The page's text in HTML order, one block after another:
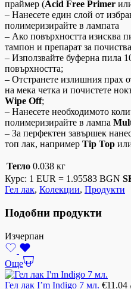
праймер (Acid Free Primer
– Нанесете един слой от
полимеризирайте в лампата
– Ако повърхността изисква
тампон и препарат за
– Използвайте буферна пила
повърхността;
– Отстранете излишния прах
на мека четка и почистете
Wipe Off;
– Нанесете необходимото
полимеризирайте в лампа
– За перфектен завършек
топ лак, например Tip Top
Тегло 0.038 кг
Курс: 1 EUR = 1.95583 BGN
Гел лак, Колекции, Продукти
Подобни продукти
Изчерпан
Още
Гел лак I’m Indigo 7 мл. €11.04